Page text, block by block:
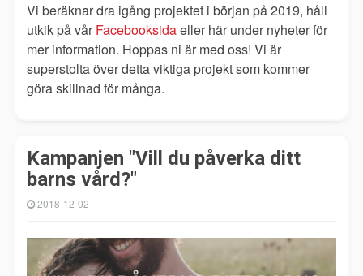
Vi beräknar dra igång projektet i början på 2019, håll
utkik på vår Facebooksidaeller här under nyheter för
mer information. Hoppas ni är med oss! Vi är
superstolta över dettaviktiga projekt som kommer
göra skillnad för många.
Kampanjen "Vill du påverka ditt
barns vård?"
2018-12-02